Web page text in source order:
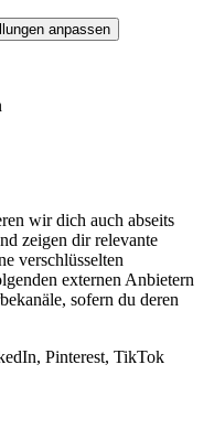
anpassen
wir dich auch abseits
zeigen dir relevante
verschlüsselten
externen Anbietern
sofern du deren
Pinterest, TikTok